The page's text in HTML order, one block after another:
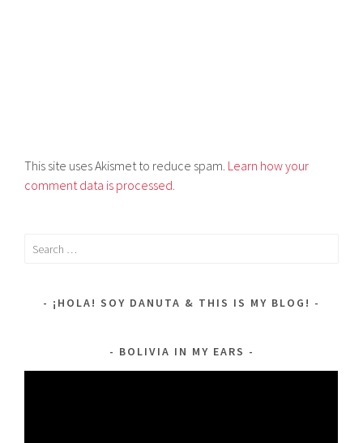
This site uses Akismet to reduce spam. Learn how your
comment data is processed.
Search
¡HOLA! SOY DANUTA & THIS IS MY BLOG!
BOLIVIA IN MY EARS